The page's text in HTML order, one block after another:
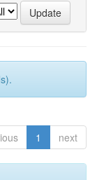
1 next